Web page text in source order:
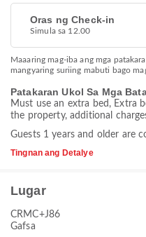
Oras ng Check-in
Simula sa 12.00
Maaaring mag-iba ang mga
mangyaring suriing mabuti bago
Patakaran Ukol Sa Mga
Must use an extra bed, Extra
the property, additional
Guests 1 years and older are
Tingnan ang Detalye
Lugar
CRMC+J86
Gafsa